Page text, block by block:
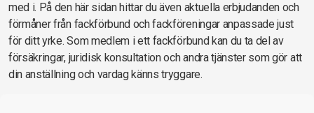
med i. På den här sidan hittar du även aktuella erbjudanden och
förmåner från fackförbund och fackföreningar anpassade just
för ditt yrke. Som medlem i ett fackförbund kan du ta del av
försäkringar, juridisk konsultation och andra tjänster som gör att
din anställning och vardag känns tryggare.